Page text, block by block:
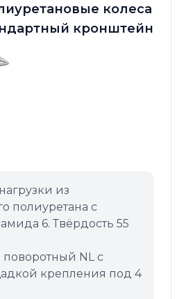
колеса
кронштейн
из
полиуретана с
6. Твёрдость 55
NL с
крепления под 4